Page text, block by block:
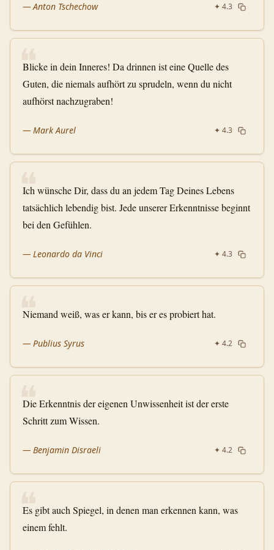
—Anton Tschechow ✦ 4.3
❝
Blicke in dein Inneres! Da drinnen ist eine Quelle des
Guten, die niemals aufhört zu sprudeln, wenn du nicht
aufhörst nachzugraben!
— Mark Aurel ✦ 4.3
❝
Ich wünsche Dir, dass du an jedem Tag Deines Lebens
tatsächlich lebendig bist. Jede unserer Erkenntnisse beginnt
bei den Gefühlen.
— Leonardo da Vinci ✦ 4.3
❝
Niemand weiß, was er kann, bis er es probiert hat.
— Publius Syrus ✦ 4.2
❝
Die Erkenntnis der eigenen Unwissenheit ist der erste
Schritt zum Wissen.
— Benjamin Disraeli ✦ 4.2
❝
Es gibt auch Spiegel, in denen man erkennen kann, was
einem fehlt.